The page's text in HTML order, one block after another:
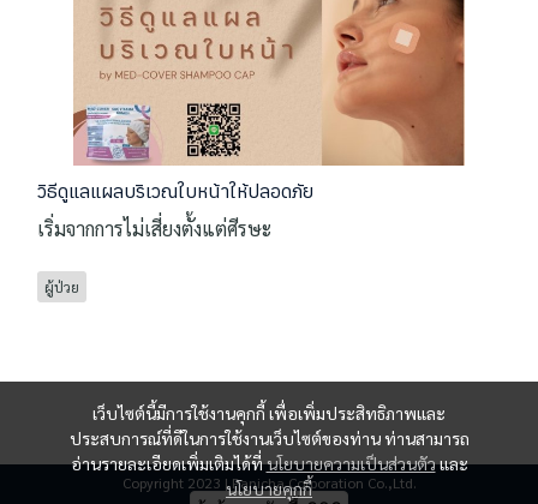
วิธีดูแลแผลบริเวณใบหน้าให้ปลอดภัย
เริ่มจากการไม่เสี่ยงตั้งแต่ศีรษะ
ผู้ป่วย
เว็บไซต์นี้มีการใช้งานคุกกี้ เพื่อเพิ่มประสิทธิภาพและ
ประสบการณ์ที่ดีในการใช้งานเว็บไซต์ของท่าน ท่านสามารถ
อ่านรายละเอียดเพิ่มเติมได้ที่นโยบายความเป็นส่วนตัวและ
นโยบายคุกกี้
Copyright 2023 | Panicha Corporation Co.,Ltd.